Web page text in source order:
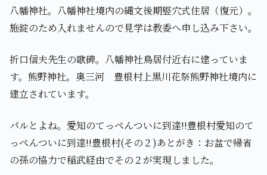
八幡神社。八幡神社境内の縄文後期竪穴式住居（復元）。
施錠のため入れませんので見学は教委へ申し込み下さい。
折口信夫先生の歌碑。八幡神社鳥居付近右に建っていま
す。熊野神社。奥三河 豊根村上黒川花祭熊野神社境内に
建立されています。
パルとよね。愛知のてっぺんついに到達!!豊根村愛知のて
っぺんついに到達!!豊根村(その２)あとがき：お盆で帰省
の孫の協力で稲武経由でその２が実現しました。